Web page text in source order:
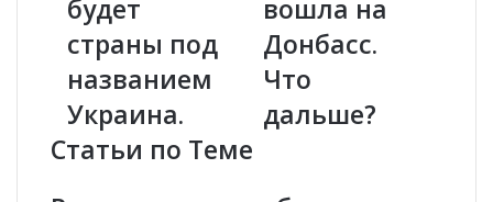
р
Ж
р
и
о
будет
страны под
названием
Украина.
-
N
E
вошла на
Донбасс.
Что
дальше?
Статьи по Теме